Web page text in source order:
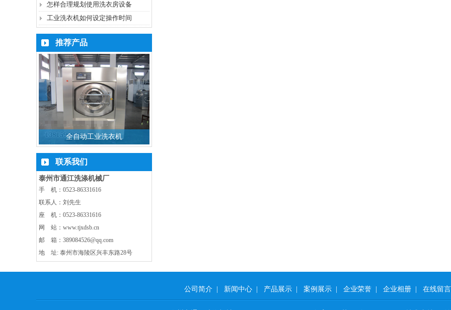
怎样合理规划使用洗衣房设备
工业洗衣机如何设定操作时间
推荐产品
全自动工业洗衣机
联系我们
泰州市通江洗涤机械厂
手 机：0523-86331616
联系人：刘先生
座 机：0523-86331616
网 站：www.tjxdsb.cn
邮 箱：389084526@qq.com
地 址: 泰州市海陵区兴丰东路28号
公司简介 新闻中心 产品展示 案例展示 企业荣誉 企业相册 在线留言